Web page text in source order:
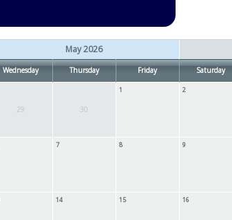
May 2026
Wednesday Thursday Friday Saturday
29 30
1 2
7 8 9
14 15 16